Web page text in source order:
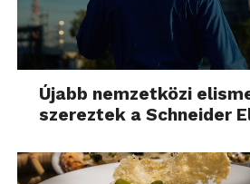
Újabb nemzetközi
szereztek a Schneider